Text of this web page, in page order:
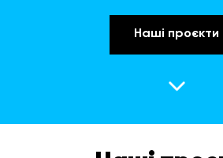
Наші проєкти